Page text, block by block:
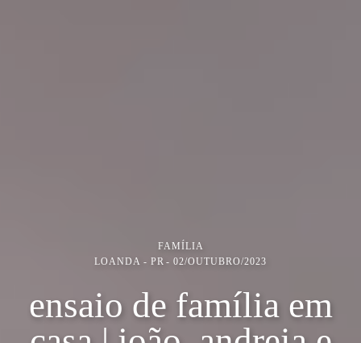
FAMÍLIA
LOANDA - PR
02/OUTUBRO/2023
ensaio de família em